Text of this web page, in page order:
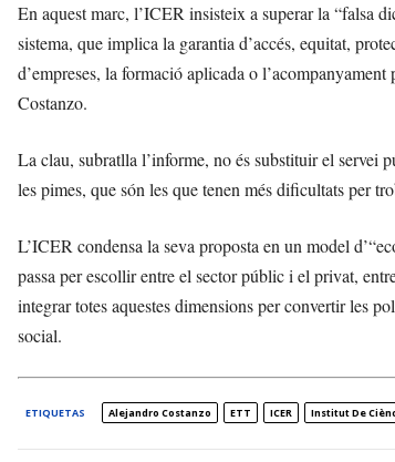
En aquest marc, l’ICER insisteix a superar la “falsa
sistema, que implica la garantia d’accés, equitat,
d’empreses, la formació aplicada o
Costanzo.
La clau, subratlla l’informe, no és substituir el servei
les pimes, que són les que tenen més dificultats per
L’ICER condensa la seva proposta en un model
passa per escollir entre el sector públic i el privat,
integrar totes aquestes dimensions per convertir les
social.
ETIQUETAS Alejandro Costanzo ETT ICER Institut De